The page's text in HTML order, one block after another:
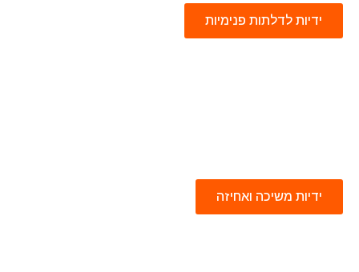
ידיות לדלתות פנימיות
ידיות משיכה ואחיזה